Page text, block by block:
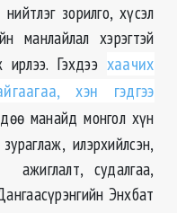
зорилго, хүсэл
манлайлал хэрэгтэй
Гэхдээ хаачих
хэн гэдгээ
манайд монгол хүн
илэрхийлсэн,
судалгаа,
Энхбат